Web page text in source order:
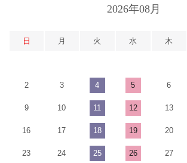
2026年08月
日 月 火 水 木
2 3 4 5 6
9 10 11 12 13
16 17 18 19 20
23 24 25 26 27